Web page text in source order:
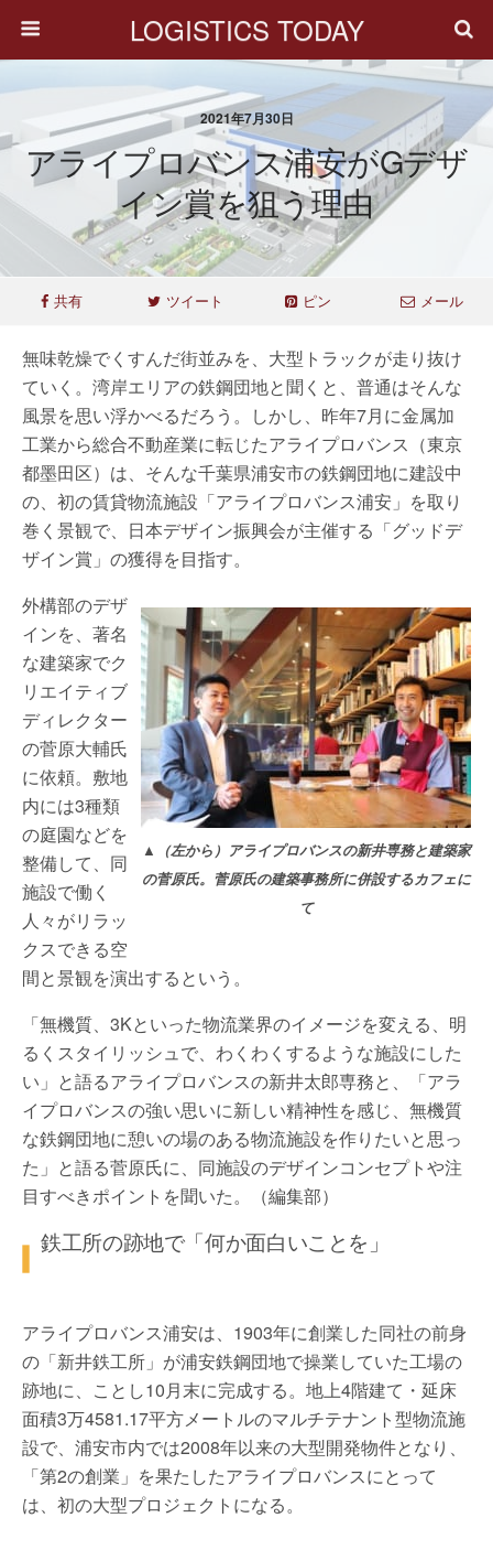
LOGISTICS TODAY
2021年7月30日
アライプロバンス浦安がGデザ
イン賞を狙う理由
共有 ツイート ピン メール
無味乾燥でくすんだ街並みを、大型トラックが走り抜け
ていく。湾岸エリアの鉄鋼団地と聞くと、普通はそんな
風景を思い浮かべるだろう。しかし、昨年7月に金属加
工業から総合不動産業に転じたアライプロバンス（東京
都墨田区）は、そんな千葉県浦安市の鉄鋼団地に建設中
の、初の賃貸物流施設「アライプロバンス浦安」を取り
巻く景観で、日本デザイン振興会が主催する「グッドデ
ザイン賞」の獲得を目指す。
▲（左から）アライプロバンスの新井専務と建築家
の菅原氏。菅原氏の建築事務所に併設するカフェに
て
外構部のデザ
インを、著名
な建築家でク
リエイティブ
ディレクター
の菅原大輔氏
に依頼。敷地
内には3種類
の庭園などを
整備して、同
施設で働く
人々がリラッ
クスできる空
間と景観を演出するという。
「無機質、3Kといった物流業界のイメージを変える、明
るくスタイリッシュで、わくわくするような施設にした
い」と語るアライプロバンスの新井太郎専務と、「アラ
イプロバンスの強い思いに新しい精神性を感じ、無機質
な鉄鋼団地に憩いの場のある物流施設を作りたいと思っ
た」と語る菅原氏に、同施設のデザインコンセプトや注
目すべきポイントを聞いた。（編集部）
鉄工所の跡地で「何か面白いことを」
アライプロバンス浦安は、1903年に創業した同社の前身
の「新井鉄工所」が浦安鉄鋼団地で操業していた工場の
跡地に、ことし10月末に完成する。地上4階建て・延床
面積3万4581.17平方メートルのマルチテナント型物流施
設で、浦安市内では2008年以来の大型開発物件となり、
「第2の創業」を果たしたアライプロバンスにとって
は、初の大型プロジェクトになる。